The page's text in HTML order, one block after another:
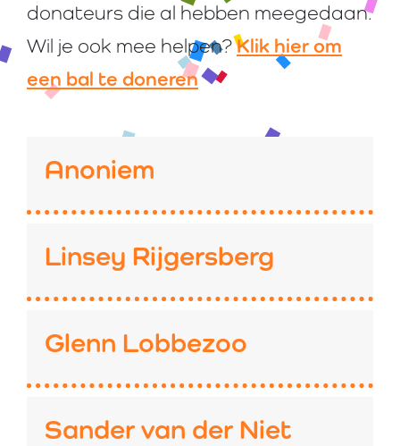
donateurs die al hebben meegedaan.
Wil je ook mee helpen?Klik hier om
een bal te doneren
Anoniem
Linsey Rijgersberg
Glenn Lobbezoo
Sander van der Niet